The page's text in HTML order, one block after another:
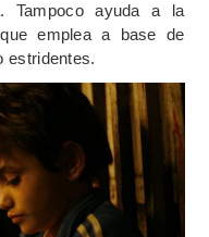
Tampoco ayuda a la
emplea a base de
estridentes.